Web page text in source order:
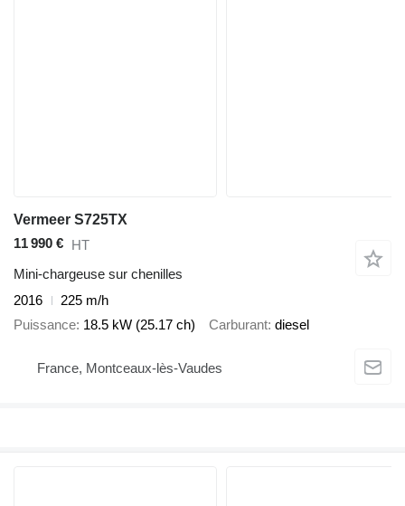
Vermeer S725TX
11 990 € HT
Mini-chargeuse sur chenilles
2016
225 m/h
Puissance 18.5 kW (25.17 ch) Carburant diesel
France, Montceaux-lès-Vaudes